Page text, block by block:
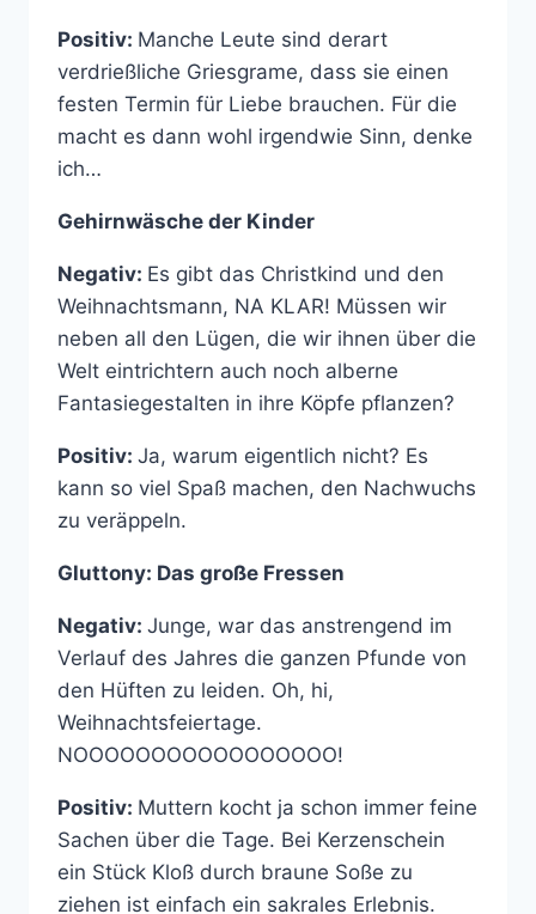
Positiv: Manche Leute sind derart
verdrießliche Griesgrame, dass sie einen
festen Termin für Liebe brauchen. Für die
macht es dann wohl irgendwie Sinn, denke
ich…
Gehirnwäsche der Kinder
Negativ: Es gibt das Christkind und den
Weihnachtsmann, NA KLAR! Müssen wir
neben all den Lügen, die wir ihnen über die
Welt eintrichtern auch noch alberne
Fantasiegestalten in ihre Köpfe pflanzen?
Positiv: Ja, warum eigentlich nicht? Es
kann so viel Spaß machen, den Nachwuchs
zu veräppeln.
Gluttony: Das große Fressen
Negativ: Junge, war das anstrengend im
Verlauf des Jahres die ganzen Pfunde von
den Hüften zu leiden. Oh, hi,
Weihnachtsfeiertage.
NOOOOOOOOOOOOOOOOO!
Positiv: Muttern kocht ja schon immer feine
Sachen über die Tage. Bei Kerzenschein
ein Stück Kloß durch braune Soße zu
ziehen ist einfach ein sakrales Erlebnis.